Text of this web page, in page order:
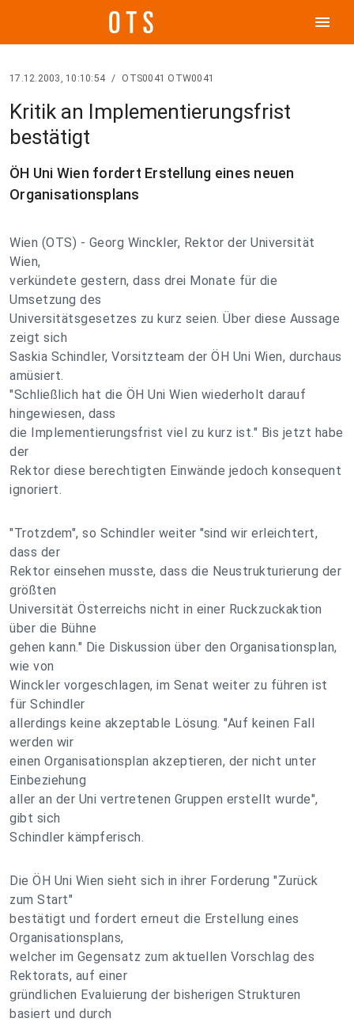
menu
17.12.2003, 10:10:54 / OTS0041 OTW0041
Kritik an Implementierungsfrist
bestätigt
ÖH Uni Wien fordert Erstellung eines neuen
Organisationsplans
Wien (OTS) - Georg Winckler, Rektor der Universität
Wien,
verkündete gestern, dass drei Monate für die
Umsetzung des
Universitätsgesetzes zu kurz seien. Über diese Aussage
zeigt sich
Saskia Schindler, Vorsitzteam der ÖH Uni Wien, durchaus
amüsiert.
"Schließlich hat die ÖH Uni Wien wiederholt darauf
hingewiesen, dass
die Implementierungsfrist viel zu kurz ist." Bis jetzt habe
der
Rektor diese berechtigten Einwände jedoch konsequent
ignoriert.
"Trotzdem", so Schindler weiter "sind wir erleichtert,
dass der
Rektor einsehen musste, dass die Neustrukturierung der
größten
Universität Österreichs nicht in einer Ruckzuckaktion
über die Bühne
gehen kann." Die Diskussion über den Organisationsplan,
wie von
Winckler vorgeschlagen, im Senat weiter zu führen ist
für Schindler
allerdings keine akzeptable Lösung. "Auf keinen Fall
werden wir
einen Organisationsplan akzeptieren, der nicht unter
Einbeziehung
aller an der Uni vertretenen Gruppen erstellt wurde",
gibt sich
Schindler kämpferisch.
Die ÖH Uni Wien sieht sich in ihrer Forderung "Zurück
zum Start"
bestätigt und fordert erneut die Erstellung eines
Organisationsplans,
welcher im Gegensatz zum aktuellen Vorschlag des
Rektorats, auf einer
gründlichen Evaluierung der bisherigen Strukturen
basiert und durch